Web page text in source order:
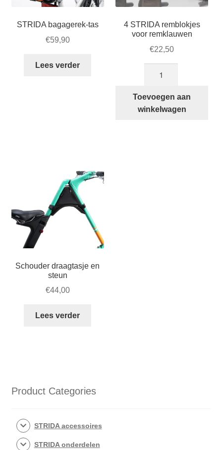
STRIDA bagagerek-tas
€59,90
Lees verder
4 STRIDA remblokjes
voor remklauwen
€22,50
remblokjes
voor
Toevoegen aan
winkelwagen
Schouder draagtasje en
steun
€44,00
Lees verder
Product Categories
STRIDA accessoires
STRIDA onderdelen